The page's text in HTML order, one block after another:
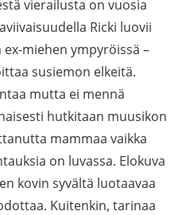
vierailusta on vuosia
Ricki luovii
miehen ympyröissä –
susiemon elkeitä.
mutta ei mennä
hutkitaan muusikon
mammaa vaikka
on luvassa. Elokuva
kovin syvältä luotaavaa
Kuitenkin, tarinaa